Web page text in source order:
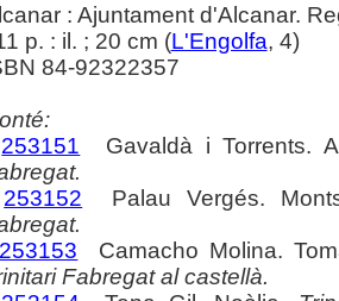
: Ajuntament d'Alcanar.
p. : il. ; 20 cm (L'Engolfa, 4)
84-92322357
253151 Gavaldà i Torrents.
253152 Palau Vergés.
253153 Camacho Molina.
Fabregat al castellà.